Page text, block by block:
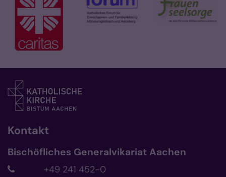
Kontakt
Bischöfliches Generalvikariat Aachen
+49 241 452-0